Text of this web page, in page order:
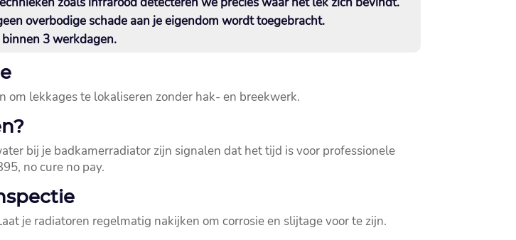
overbodige schade aan je eigendom wordt toegebracht.​
3 werkdagen.​
lekkages te lokaliseren zonder hak- en breekwerk.​
bij je badkamerradiator zijn signalen dat het tijd is voor professionele
no cure no pay.​
je radiatoren regelmatig nakijken om corrosie en slijtage voor te zijn.​